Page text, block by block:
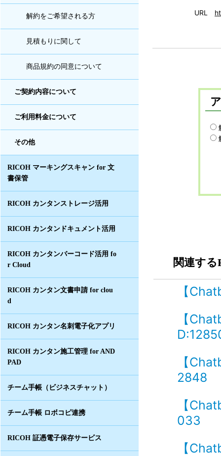
解約をご希望される方
見積もりに関して
商品規約の同意について
ご契約内容について
ご利用料金について
その他
RICOH マーキングスキャン for 文
書保管
RICOH カンタンストレージ活用
RICOH カンタンドキュメント活用
RICOH カンタンバーコード活用 fo
r Cloud
RICOH カンタン文書申請 for clou
d
RICOH カンタン名刺電子化アプリ
RICOH カンタン施工管理 for AND
PAD
チーム手帳（ビジネスチャット）
チーム手帳 ロボコピ連携
RICOH 証憑電子保存サービス
URL
関連する
【
【
【
2848
【
033
【